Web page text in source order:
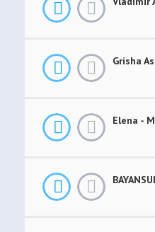
Grisha
Elena -